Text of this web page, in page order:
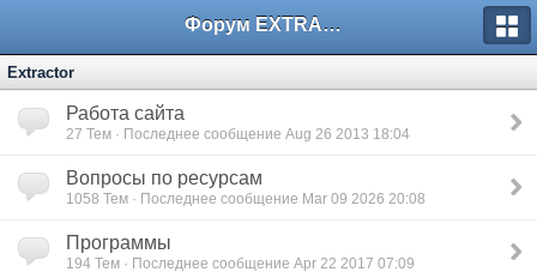
Форум EXTRACTOR.ru
Extractor
Работа сайта
27 Тем · Последнее сообщение Aug 26 2013 18:04
Вопросы по ресурсам
1058 Тем · Последнее сообщение Mar 09 2026 20:08
Программы
194 Тем · Последнее сообщение Apr 22 2017 07:09